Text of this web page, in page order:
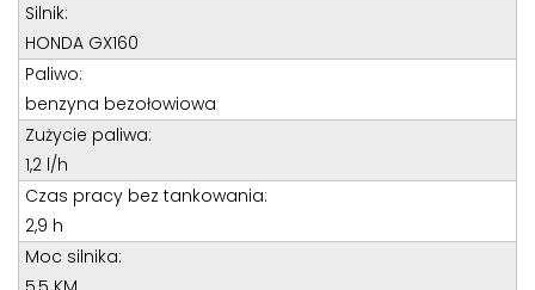
Specjalista d/s sprzedaż maszyn i urządzeń
Tel: 32 275 32 26 wew. 21
Kom: +48 605 910 179
E-mail:tomaszbochenek@wobis.pl
Silnik:
HONDA GX160
Paliwo:
benzyna bezołowiowa
Zużycie paliwa:
1,2 l/h
Czas pracy bez tankowania:
2,9 h
Moc silnika: